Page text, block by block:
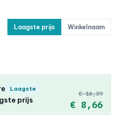
Laagste prijs Winkelnaam
Laagste
prijs
€ 10,39
€ 8,66